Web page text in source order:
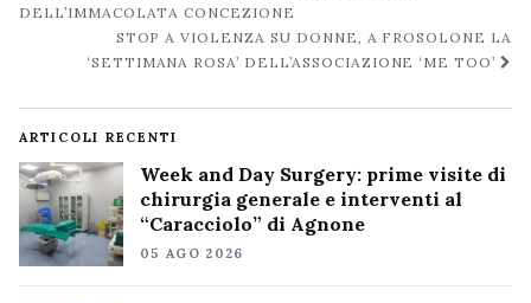
post
DELL’IMMACOLATA CONCEZIONE
STOP A VIOLENZA SU DONNE, A FROSOLONE LA
‘SETTIMANA ROSA’ DELL’ASSOCIAZIONE ‘ME TOO’
ARTICOLI RECENTI
Week and Day Surgery: prime visite di
chirurgia generale e interventi al
“Caracciolo” di Agnone
05 AGO 2026